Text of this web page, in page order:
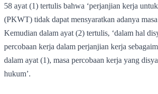
58 ayat (1) tertulis bahwa ‘perjanjian kerja
(PKWT) tidak dapat mensyaratkan adanya
Kemudian dalam ayat (2) tertulis, ‘dalam hal
percobaan kerja dalam perjanjian kerja
dalam ayat (1), masa percobaan kerja yang
hukum’.